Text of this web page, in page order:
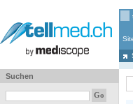
Suchen